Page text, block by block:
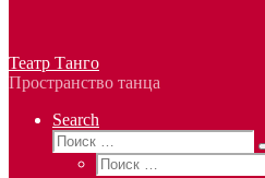
Театр Танго
Пространство танца
Search
Поиск
Поиск